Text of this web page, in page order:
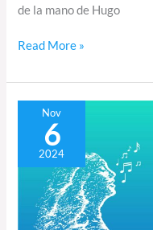
de la mano de Hugo
Read More »
Nov
6
2024
Encuentro
el
Gabinete
Literario